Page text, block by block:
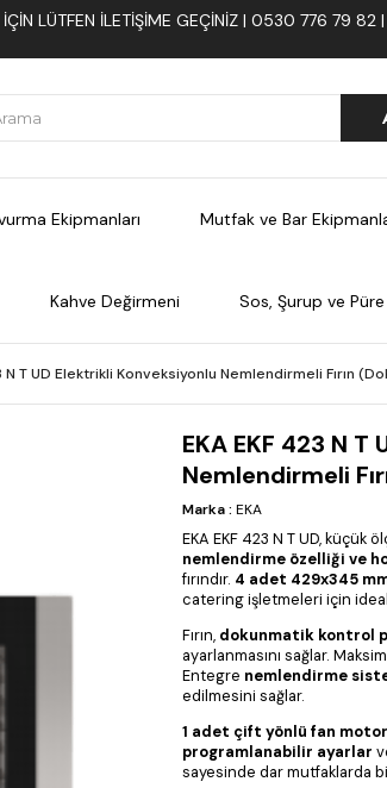
LÜTFEN ILETIŞIME GEÇINIZ | 0530 776 79 82
Ekipmanları Mutfak ve Bar
Kahve Değirmeni Sos, Şurup ve
N T UD Elektrikli Konveksiyonlu Nemlendirmeli Fırın
EKA EKF 423 N
Nemlendirmeli
Marka: EKA
EKA EKF 423 N T UD,
nemlendirme özelliği ve
fırındır. 4 adet 429x345
catering işletmeleri için
Fırın, dokunmatik kontrol
ayarlanmasını sağlar.
Entegre nemlendirme
edilmesini sağlar.
1 adet çift yönlü fan
programlanabilir ayarlar
sayesinde dar mutfaklarda